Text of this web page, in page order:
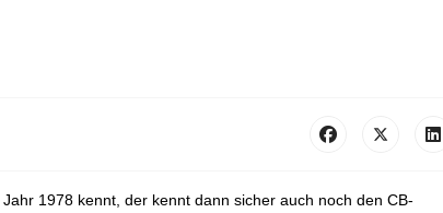
1978 kennt, der kennt dann sicher auch noch den CB-